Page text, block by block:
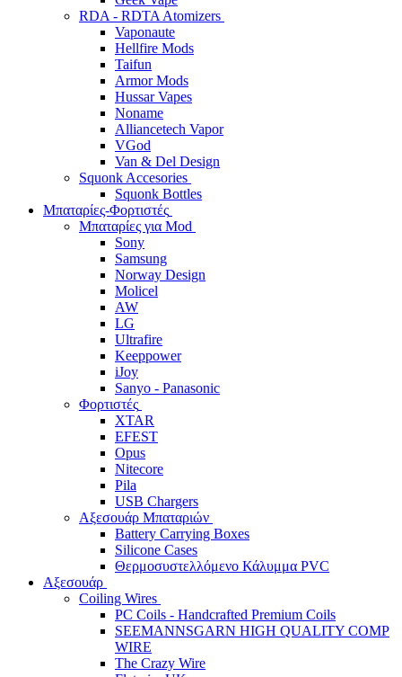
RDA - RDTA Atomizers
Vaponaute
Hellfire Mods
Taifun
Armor Mods
Hussar Vapes
Noname
Alliancetech Vapor
VGod
Van & Del Design
Squonk Accesories
Squonk Bottles
Μπαταρίες-Φορτιστές
Μπαταρίες για Mod
Sony
Samsung
Norway Design
Molicel
AW
LG
Ultrafire
Keeppower
iJoy
Sanyo - Panasonic
Φορτιστές
XTAR
EFEST
Opus
Nitecore
Pila
USB Chargers
Αξεσουάρ Μπαταριών
Battery Carrying Boxes
Silicone Cases
Θερμοσυστελλόμενο Κάλυμμα PVC
Αξεσουάρ
Coiling Wires
PC Coils - Handcrafted Premium Coils
SEEMANNSGARN HIGH QUALITY COMP
WIRE
The Crazy Wire